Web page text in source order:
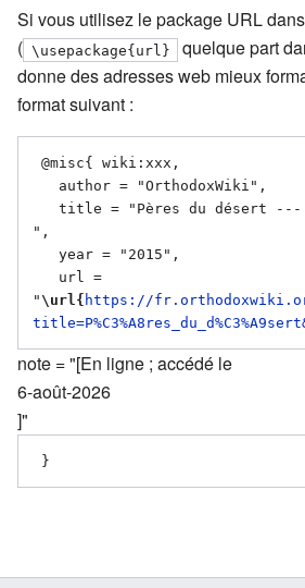
Si vous utilisez le package URL dans
( \usepackage{url}
quelque part
donne des adresses web mieux
format suivant :
",
" \url{ https://
note = "[En ligne ; accédé le
6-août-2026
]"